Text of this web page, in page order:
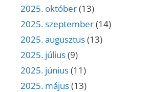
2025. október(13)
2025. szeptember(14)
2025. augusztus(13)
2025. július(9)
2025. június(11)
2025. május(13)